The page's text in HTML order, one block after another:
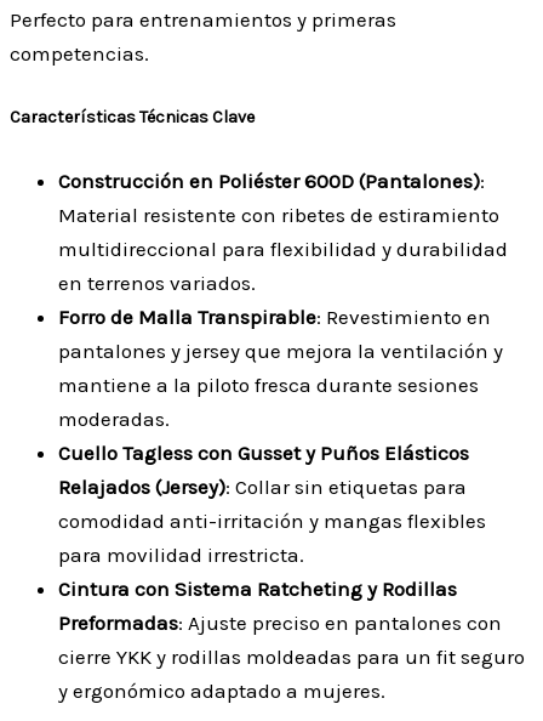
Perfecto para entrenamientos y primeras
competencias.
Características Técnicas Clave
Construcción en Poliéster 600D (Pantalones):
Material resistente con ribetes de estiramiento
multidireccional para flexibilidad y durabilidad
en terrenos variados.
Forro de Malla Transpirable: Revestimiento en
pantalones y jersey que mejora la ventilación y
mantiene a la piloto fresca durante sesiones
moderadas.
Cuello Tagless con Gusset y Puños Elásticos
Relajados (Jersey): Collar sin etiquetas para
comodidad anti-irritación y mangas flexibles
para movilidad irrestricta.
Cintura con Sistema Ratcheting y Rodillas
Preformadas: Ajuste preciso en pantalones con
cierre YKK y rodillas moldeadas para un fit seguro
y ergonómico adaptado a mujeres.